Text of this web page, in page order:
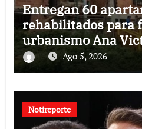
Entregan 60
rehabilitados para
urbanismo Ana
GuairaAgo 5, 2026
Notireporte